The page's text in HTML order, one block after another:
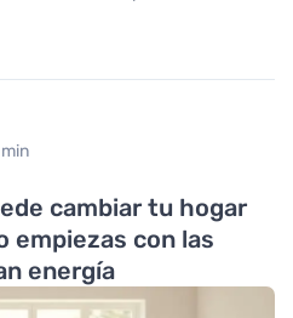
cambiar tu hogar
empiezas con las
energía